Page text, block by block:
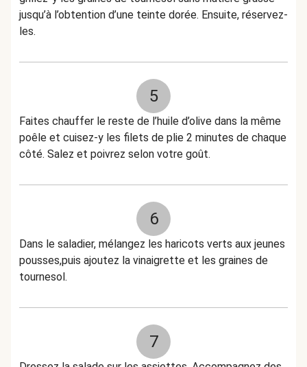
jusqu’à l’obtention d’une teinte dorée. Ensuite, réservez-
les.
5
Faites chauffer le reste de l’huile d’olive dans la même
poêle et cuisez-y les filets de plie 2 minutes de chaque
côté. Salez et poivrez selon votre goût.
6
Dans le saladier, mélangez les haricots verts aux jeunes
pousses,puis ajoutez la vinaigrette et les graines de
tournesol.
7